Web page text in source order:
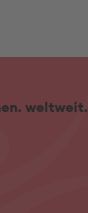
weltweit.